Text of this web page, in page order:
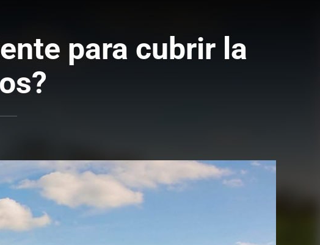
para cubrir la